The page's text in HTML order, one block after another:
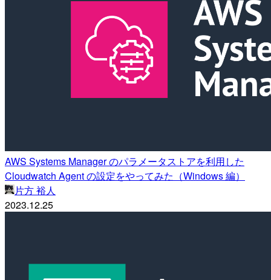
AWS Systems Manager のパラメータストアを利用した
Cloudwatch Agent の設定をやってみた（Windows 編）
片方 裕人
2023.12.25